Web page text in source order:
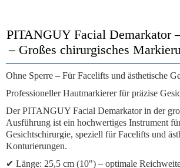
PITANGUY Facial Demarkator
– Großes chirurgisches
Ohne Sperre – Für Facelifts und ästhetische
Professioneller Hautmarkierer für präzise
DerPITANGUY Facial Demarkatorin der
Ausführung ist ein hochwertiges Instrument
Gesichtschirurgie, speziell für Facelifts und
Konturierungen.
✔ Länge: 25,5 cm (10") – optimale